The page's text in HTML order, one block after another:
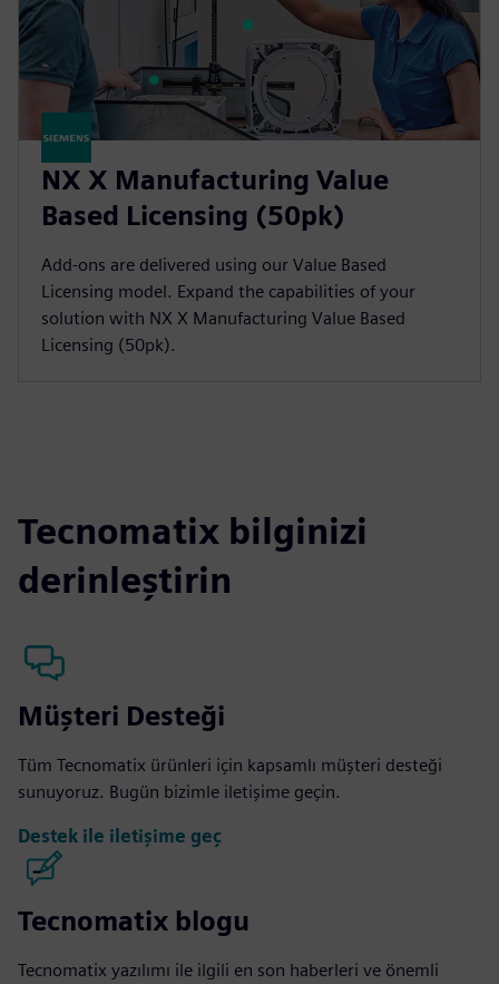
NX X Manufacturing Value
Based Licensing (50pk)
Add-ons are delivered using our Value Based
Licensing model. Expand the capabilities of your
solution with NX X Manufacturing Value Based
Licensing (50pk).
Tecnomatix bilginizi
derinleştirin
Müşteri Desteği
Tüm Tecnomatix ürünleri için kapsamlı müşteri desteği
sunuyoruz. Bugün bizimle iletişime geçin.
Destek ile iletişime geç
Tecnomatix blogu
Tecnomatix yazılımı ile ilgili en son haberleri ve önemli